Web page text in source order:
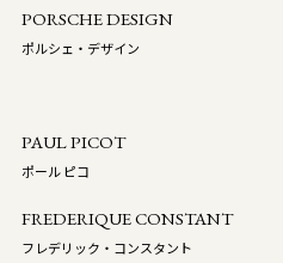
PORSCHE DESIGN
ポルシェ・デザイン
PAUL PICOT
ポール ピコ
FREDERIQUE CONSTANT
フレデリック・コンスタント